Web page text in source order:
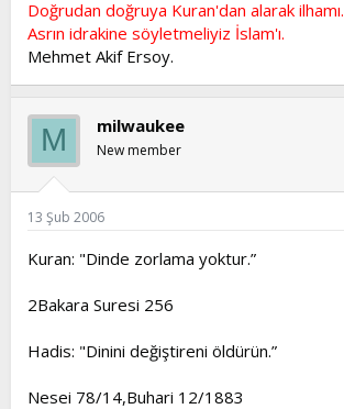
Doğrudan doğruya Kuran'dan alarak ilhamı.
Asrın idrakine söyletmeliyiz İslam'ı.
Mehmet Akif Ersoy.
M milwaukee
New member
13 Şub 2006
Kuran: "Dinde zorlama yoktur.”
2Bakara Suresi 256
Hadis: "Dinini değiştireni öldürün.”
Nesei 78/14,Buhari 12/1883